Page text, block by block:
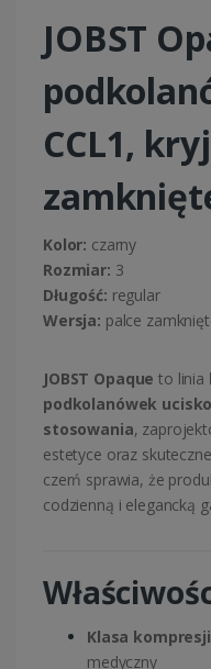
JOBST
CCL1,
Kolor: czarny
Rozmiar: 3
Długość: regular
Wersja: palce
JOBST Opaque to linia
podkolanówek
stosowania,
estetyce oraz
czerń sprawia, że
codzienną i elegancką
Klasa kompresji
medyczny